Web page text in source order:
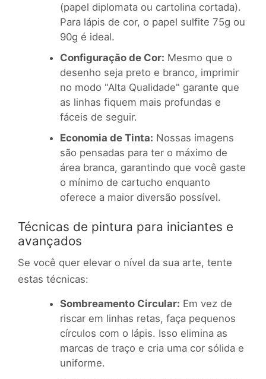
(papel diplomata ou cartolina cortada).
Para lápis de cor, o papel sulfite 75g ou
90g é ideal.
Configuração de Cor: Mesmo que o
desenho seja preto e branco, imprimir
no modo "Alta Qualidade" garante que
as linhas fiquem mais profundas e
fáceis de seguir.
Economia de Tinta: Nossas imagens
são pensadas para ter o máximo de
área branca, garantindo que você gaste
o mínimo de cartucho enquanto
oferece a maior diversão possível.
Técnicas de pintura para iniciantes e
avançados
Se você quer elevar o nível da sua arte, tente
estas técnicas:
Sombreamento Circular: Em vez de
riscar em linhas retas, faça pequenos
círculos com o lápis. Isso elimina as
marcas de traço e cria uma cor sólida e
uniforme.